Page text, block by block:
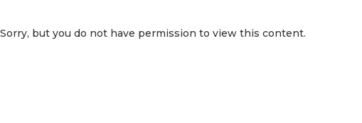
Sorry, but you do not have permission to view this content.